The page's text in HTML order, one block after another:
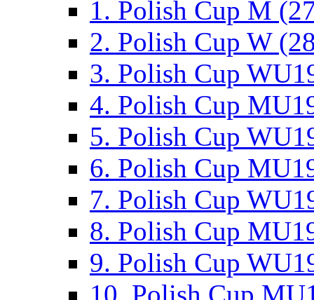
1. Polish Cup M
2. Polish Cup W
3. Polish Cup
4. Polish Cup
5. Polish Cup
6. Polish Cup
7. Polish Cup
8. Polish Cup
9. Polish Cup
10. Polish Cup